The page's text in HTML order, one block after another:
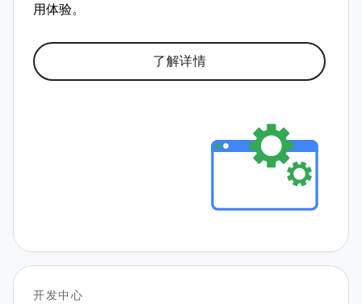
用体验。
了解详情
开发中心